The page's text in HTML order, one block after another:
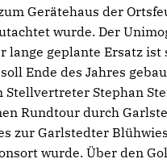
Gerätehaus der
wurde. Der
lange geplante Ersatz
Ende des Jahres
Stellvertreter Stephan
Rundtour durch
zur Garlstedter
wurde. Über den